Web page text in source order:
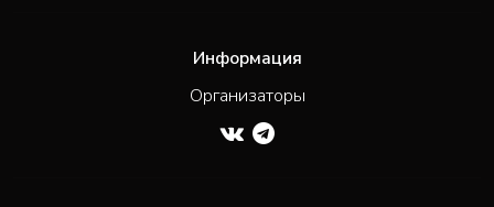
Информация
Организаторы